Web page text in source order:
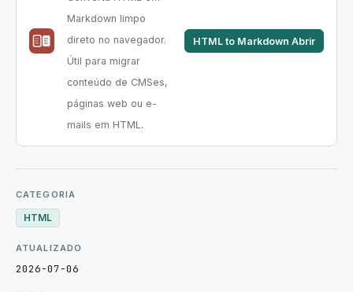
Markdown limpo
direto no navegador.
Útil para migrar
conteúdo de CMSes,
páginas web ou e-
mails em HTML.
HTML to Markdown Abrir
CATEGORIA
HTML
ATUALIZADO
2026-07-06